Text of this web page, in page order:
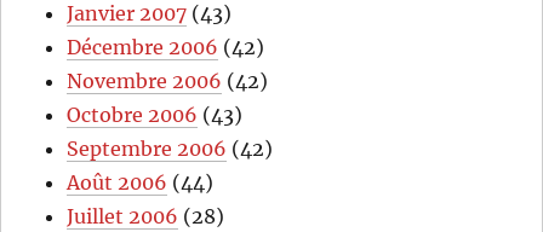
Janvier 2007 (43)
Décembre 2006 (42)
Novembre 2006 (42)
Octobre 2006 (43)
Septembre 2006 (42)
Août 2006 (44)
Juillet 2006 (28)